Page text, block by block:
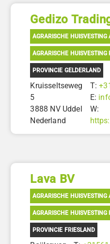
Gedizo
AGRARISCHE HUISVESTING
AGRARISCHE HUISVESTING
PROVINCIE GELDERLAND
Kruisseltseweg
5
3888 NV Uddel
Nederland
T:
E:
W:
Lava BV
AGRARISCHE HUISVESTING
AGRARISCHE HUISVESTING
PROVINCIE FRIESLAND